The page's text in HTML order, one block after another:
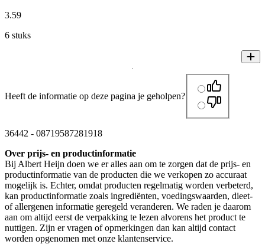
3.59
6 stuks
Heeft de informatie op deze pagina je geholpen?
36442 - 08719587281918
Over prijs- en productinformatie
Bij Albert Heijn doen we er alles aan om te zorgen dat de prijs- en
productinformatie van de producten die we verkopen zo accuraat
mogelijk is. Echter, omdat producten regelmatig worden verbeterd,
kan productinformatie zoals ingrediënten, voedingswaarden, dieet-
of allergenen informatie geregeld veranderen. We raden je daarom
aan om altijd eerst de verpakking te lezen alvorens het product te
nuttigen. Zijn er vragen of opmerkingen dan kan altijd contact
worden opgenomen met onze klantenservice.